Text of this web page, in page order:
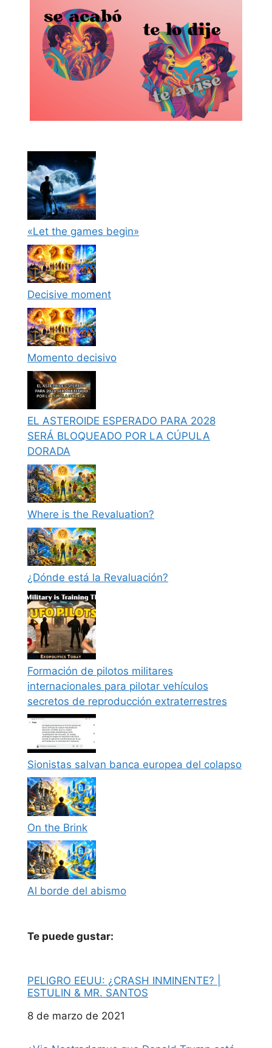
«Let the games begin»
Decisive moment
Momento decisivo
EL ASTEROIDE ESPERADO PARA 2028
SERÁ BLOQUEADO POR LA CÚPULA
DORADA
Where is the Revaluation?
¿Dónde está la Revaluación?
Formación de pilotos militares
internacionales para pilotar vehículos
secretos de reproducción extraterrestres
Sionistas salvan banca europea del colapso
On the Brink
Al borde del abismo
Te puede gustar:
PELIGRO EEUU: ¿CRASH INMINENTE? |
ESTULIN & MR. SANTOS
Fecha
8 de marzo de 2021